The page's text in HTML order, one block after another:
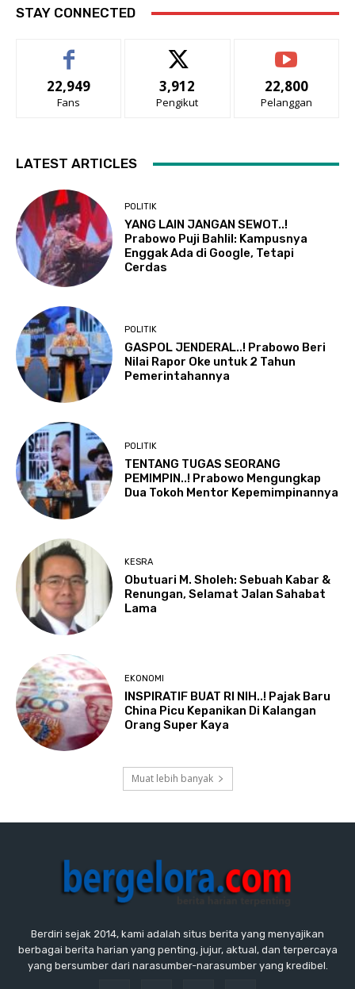
STAY CONNECTED
22,949
Fans
3,912
Pengikut
22,800
Pelanggan
LATEST ARTICLES
POLITIK
YANG LAIN JANGAN SEWOT..!
Prabowo Puji Bahlil: Kampusnya
Enggak Ada di Google, Tetapi
Cerdas
POLITIK
GASPOL JENDERAL..! Prabowo Beri
Nilai Rapor Oke untuk 2 Tahun
Pemerintahannya
POLITIK
TENTANG TUGAS SEORANG
PEMIMPIN..! Prabowo Mengungkap
Dua Tokoh Mentor Kepemimpinannya
KESRA
Obutuari M. Sholeh: Sebuah Kabar &
Renungan, Selamat Jalan Sahabat
Lama
EKONOMI
INSPIRATIF BUAT RI NIH..! Pajak Baru
China Picu Kepanikan Di Kalangan
Orang Super Kaya
Muat lebih banyak
Berdiri sejak 2014, kami adalah situs berita yang menyajikan
berbagai berita harian yang penting, jujur, aktual, dan terpercaya
yang bersumber dari narasumber-narasumber yang kredibel.